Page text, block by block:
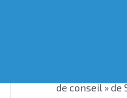
Manel SIACI
de conseil » de